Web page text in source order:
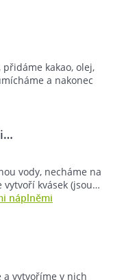
kakao, olej,
a nakonec
vody, necháme na
kvásek (jsou…
náplněmi
a vytvoříme v nich